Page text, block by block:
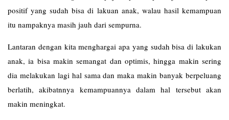
positif yang sudah bisa di lakuan anak, walau hasil kemampuan
itu nampaknya masih jauh dari sempurna.
Lantaran dengan kita menghargai apa yang sudah bisa di lakukan
anak, ia bisa makin semangat dan optimis, hingga makin sering
dia melakukan lagi hal sama dan maka makin banyak berpeluang
berlatih, akibatnnya kemampuannya dalam hal tersebut akan
makin meningkat.